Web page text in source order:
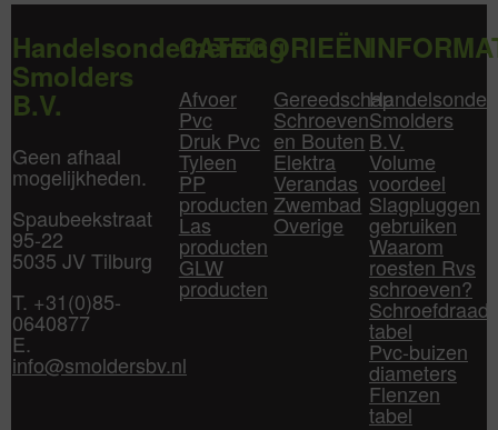
Handelsonderneming
Smolders
B.V.
Geen afhaal
mogelijkheden.
Spaubeekstraat
95-22
5035 JV Tilburg
T. +31(0)85-
0640877
E.
info@smoldersbv.nl
CATEGORIEËN
Afvoer
Pvc
Druk Pvc
Tyleen
PP
producten
Las
producten
GLW
producten
Gereedschap
Schroeven
en Bouten
Elektra
Verandas
Zwembad
Overige
Smolders
B.V.
Volume
voordeel
Slagpluggen
gebruiken
Waarom
roesten Rvs
schroeven?
Schroefdraad
tabel
Pvc-buizen
diameters
Flenzen
tabel